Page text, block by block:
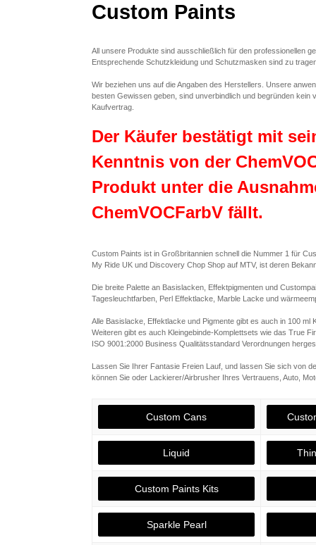
Custom Paints
All unsere Produkte sind ausschließlich für den professionellen
Entsprechende Schutzkleidung und Schutzmasken sind zu
Wir beziehen uns auf die Angaben des Herstellers. Unsere
besten Gewissen geben, sind unverbindlich und begründen
Kaufvertrag.
Der Käufer bestätigt mit
Kenntnis von der
Produkt unter die
ChemVOCFarbV fällt.
Custom Paints ist in Großbritannien schnell die Nummer 1 für
My Ride UK und Discovery Chop Shop auf MTV, ist deren
Die breite Palette an Basislacken, Effektpigmenten und
Tagesleuchtfarben, Perl Effektlacke, Marble Lacke und
Alle Basislacke, Effektlacke und Pigmente gibt es auch in 100
Weiteren gibt es auch Kleingebinde-Komplettsets wie das True
ISO 9001:2000 Business Qualitätsstandard Verordnungen
Lassen Sie Ihrer Fantasie Freien Lauf, und lassen Sie sich von
können Sie oder Lackierer/Airbrusher Ihres Vertrauens, Auto,
Custom Cans
Liquid
Custom Paints Kits
Sparkle Pearl